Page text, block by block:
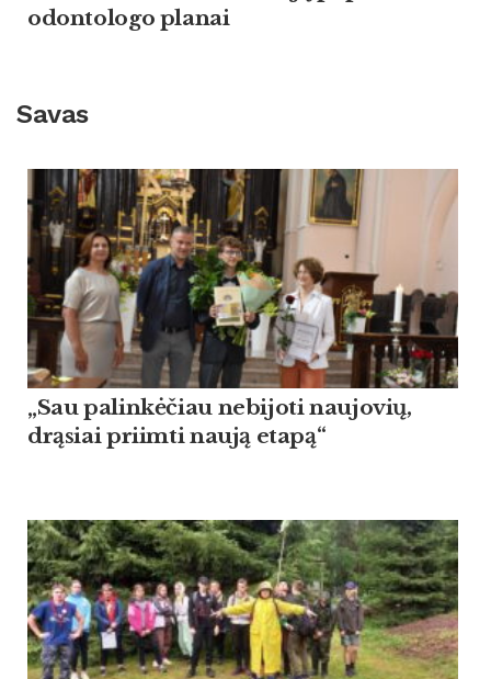
odontologo planai
Savas
„Sau palinkėčiau nebijoti naujovių,
drąsiai priimti naują etapą“